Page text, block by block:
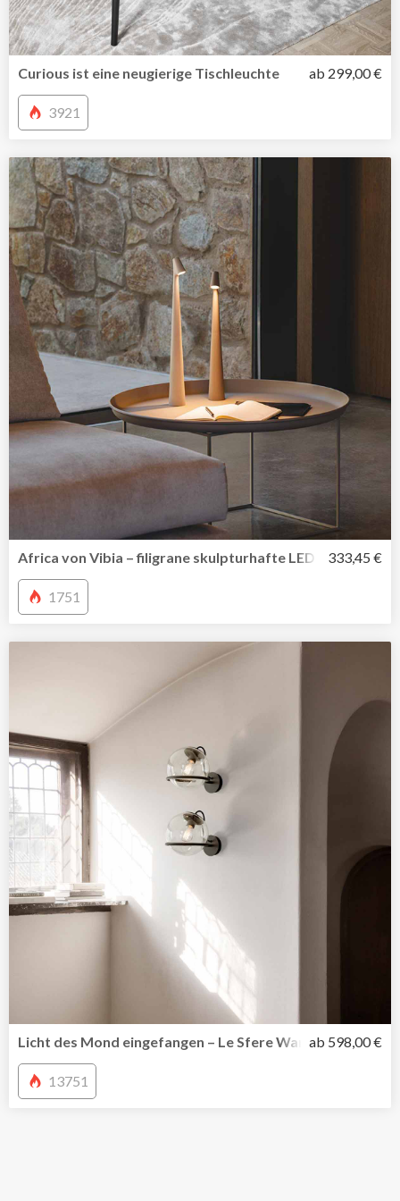
Curious ist eine neugierige Tischleuchte ab 299,00 €
3921
Africa von Vibia – filigrane skulpturhafte LED 333,45 €
1751
Licht des Mond eingefangen – Le Sfere Wandleuchte
ab 598,00 €
13751